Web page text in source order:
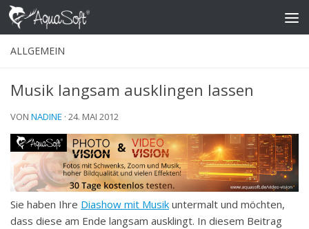
Skip to content
ALLGEMEIN
Musik langsam ausklingen lassen
VON NADINE · 24. MAI 2012
Sie haben Ihre Diashow mit Musik untermalt und möchten,
dass diese am Ende langsam ausklingt. In diesem Beitrag